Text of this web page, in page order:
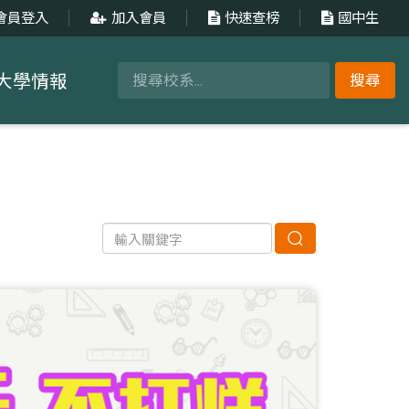
員登入 加入會員 快速查榜 國中生
搜尋
學情報